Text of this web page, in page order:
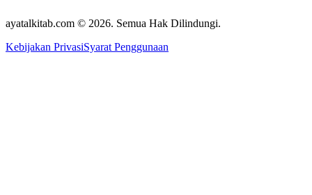
ayatalkitab.com © 2026. Semua Hak Dilindungi.
Kebijakan PrivasiSyarat Penggunaan